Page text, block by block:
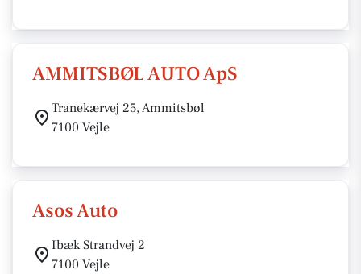
AMMITSBØL AUTO ApS
Tranekærvej 25, Ammitsbøl
7100 Vejle
Asos Auto
Ibæk Strandvej 2
7100 Vejle